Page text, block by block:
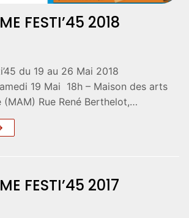
FESTI’45 2018
du 19 au 26 Mai 2018
19 Mai 18h – Maison des arts
(MAM) Rue René Berthelot,…
FESTI’45 2017